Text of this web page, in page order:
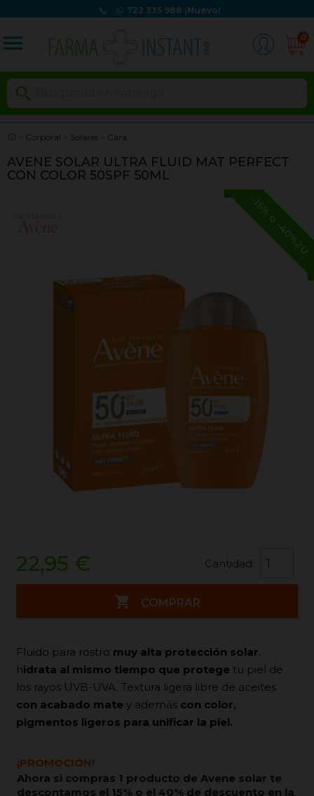
722 335 988 ¡Nuevo!
menu 0

Corporal Solares Cara
AVENE SOLAR ULTRA FLUID MAT PERFECT
CON COLOR 50SPF 50ML
-15% o -40%2U
22,95 € Cantidad:
 COMPRAR
Fluido para rostro muy alta protección solar,
hidrata al mismo tiempo que protege tu piel de
los rayos UVB-UVA. Textura ligera libre de aceites
con acabado mate y además con color,
pigmentos ligeros para unificar la piel.
¡PROMOCIÓN!
Ahora si compras 1 producto de Avene solar te
descontamos el 15% o el 40% de descuento en la